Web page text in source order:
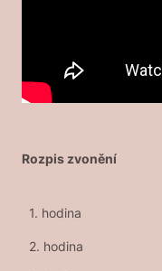
Rozpis zvonění
1. hodina
2. hodina